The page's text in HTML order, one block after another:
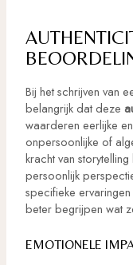
Bij het schrijven van
belangrijk dat deze
waarderen eerlijke
onpersoonlijke of
kracht van
persoonlijk
specifieke
beter begrijpen wat
EMOTIONELE